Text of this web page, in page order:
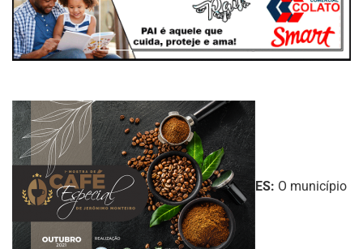
ES: O município